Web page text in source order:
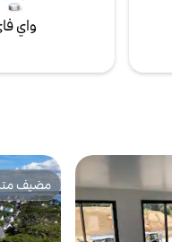
واي
مضيف
مضيف